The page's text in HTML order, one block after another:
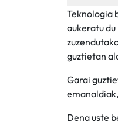
Teknologia
aukeratu
guztietan
Garai
Dena uste